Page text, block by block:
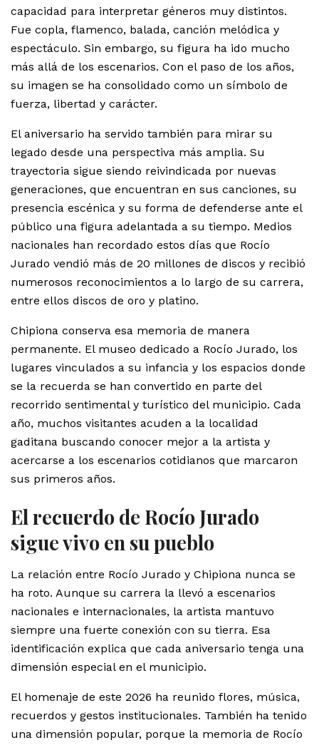
capacidad para interpretar géneros muy distintos.
Fue copla, flamenco, balada, canción melódica y
espectáculo. Sin embargo, su figura ha ido mucho
más allá de los escenarios. Con el paso de los años,
su imagen se ha consolidado como un símbolo de
fuerza, libertad y carácter.
El aniversario ha servido también para mirar su
legado desde una perspectiva más amplia. Su
trayectoria sigue siendo reivindicada por nuevas
generaciones, que encuentran en sus canciones, su
presencia escénica y su forma de defenderse ante el
público una figura adelantada a su tiempo. Medios
nacionales han recordado estos días que Rocío
Jurado vendió más de 20 millones de discos y recibió
numerosos reconocimientos a lo largo de su carrera,
entre ellos discos de oro y platino.
Chipiona conserva esa memoria de manera
permanente. El museo dedicado a Rocío Jurado, los
lugares vinculados a su infancia y los espacios donde
se la recuerda se han convertido en parte del
recorrido sentimental y turístico del municipio. Cada
año, muchos visitantes acuden a la localidad
gaditana buscando conocer mejor a la artista y
acercarse a los escenarios cotidianos que marcaron
sus primeros años.
El recuerdo de Rocío Jurado
sigue vivo en su pueblo
La relación entre Rocío Jurado y Chipiona nunca se
ha roto. Aunque su carrera la llevó a escenarios
nacionales e internacionales, la artista mantuvo
siempre una fuerte conexión con su tierra. Esa
identificación explica que cada aniversario tenga una
dimensión especial en el municipio.
El homenaje de este 2026 ha reunido flores, música,
recuerdos y gestos institucionales. También ha tenido
una dimensión popular, porque la memoria de Rocío